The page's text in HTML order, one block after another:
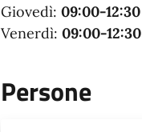
Giovedì: 09:00-12:30
Venerdì: 09:00-12:30
Persone